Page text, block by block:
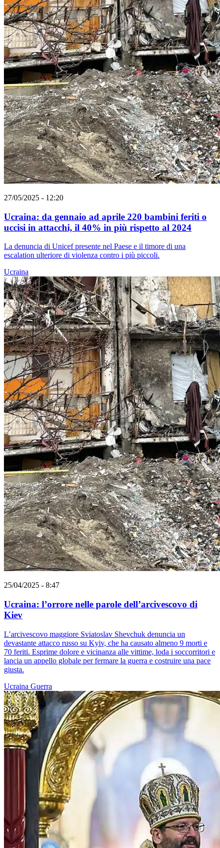
27/05/2025 - 12:20
Ucraina: da gennaio ad aprile 220 bambini feriti o
uccisi in attacchi, il 40% in più rispetto al 2024
La denuncia di Unicef presente nel Paese e il timore di una
escalation ulteriore di violenza contro i più piccoli.
Ucraina
25/04/2025 - 8:47
Ucraina: l’orrore nelle parole dell’arcivescovo di
Kiev
L’arcivescovo maggiore Sviatoslav Shevchuk denuncia un
devastante attacco russo su Kyiv, che ha causato almeno 9 morti e
70 feriti. Esprime dolore e vicinanza alle vittime, loda i soccorritori e
lancia un appello globale per fermare la guerra e costruire una pace
giusta.
Ucraina Guerra